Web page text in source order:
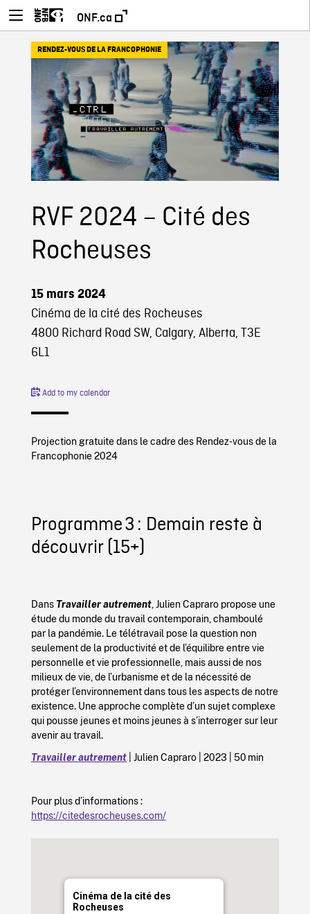
ONF.ca
RENDEZ-VOUS DE LA FRANCOPHONIE
RVF 2024 – Cité des
Rocheuses
15 mars 2024
Cinéma de la cité des Rocheuses
4800 Richard Road SW, Calgary, Alberta, T3E
6L1
Add to my calendar
Projection gratuite dans le cadre des Rendez-vous de la
Francophonie 2024
Programme 3 : Demain reste à
découvrir (15+)
Dans Travailler autrement, Julien Capraro propose une
étude du monde du travail contemporain, chamboulé
par la pandémie. Le télétravail pose la question non
seulement de la productivité et de l’équilibre entre vie
personnelle et vie professionnelle, mais aussi de nos
milieux de vie, de l’urbanisme et de la nécessité de
protéger l’environnement dans tous les aspects de notre
existence. Une approche complète d’un sujet complexe
qui pousse jeunes et moins jeunes à s’interroger sur leur
avenir au travail.
Travailler autrement| Julien Capraro | 2023 | 50 min
Pour plus d’informations :
https://citedesrocheuses.com/
Cinéma de la cité des
Rocheuses